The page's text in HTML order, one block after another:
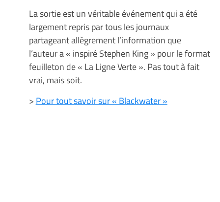
La sortie est un véritable événement qui a été
largement repris par tous les journaux
partageant allègrement l’information que
l’auteur a « inspiré Stephen King » pour le format
feuilleton de « La Ligne Verte ». Pas tout à fait
vrai, mais soit.
> Pour tout savoir sur « Blackwater »